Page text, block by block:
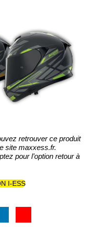
retrouver ce produit
site maxxess.fr.
pour l’option retour à
I-ESS